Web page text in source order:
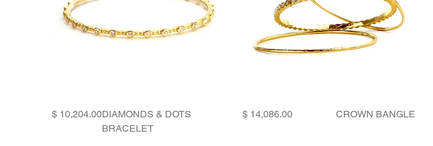
CROWN BANGLE
Price
DIAMONDS & DOTS
BRACELET
Price